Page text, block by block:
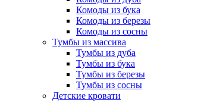
Комоды из бука
Комоды из березы
Комоды из сосны
Тумбы из массива
Тумбы из дуба
Тумбы из бука
Тумбы из березы
Тумбы из сосны
Детские кровати